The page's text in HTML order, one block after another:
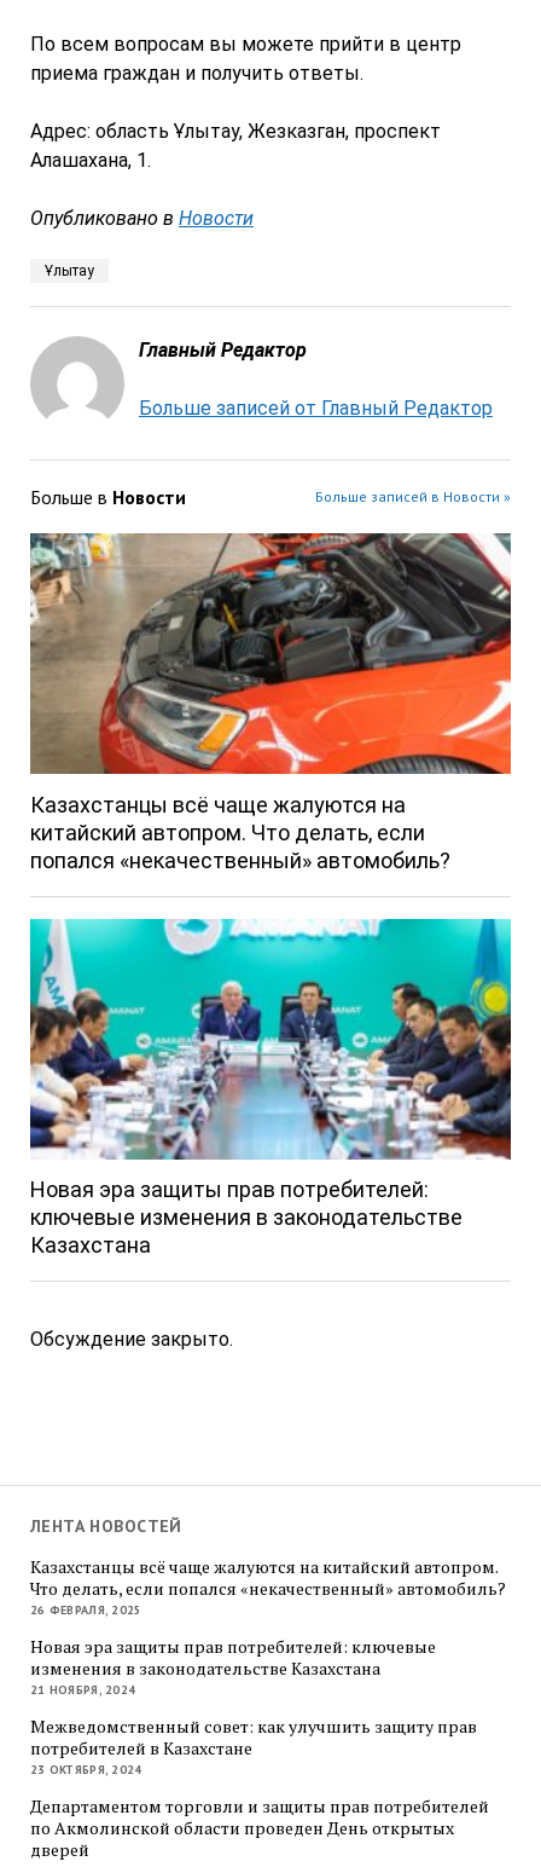
По всем вопросам вы можете прийти в центр
приема граждан и получить ответы.
Адрес: область Ұлытау, Жезказган, проспект
Алашахана, 1.
Опубликовано в Новости
Ұлытау
Главный Редактор
Больше записей от Главный Редактор
Больше в Новости Больше записей в Новости »
Казахстанцы всё чаще жалуются на
китайский автопром. Что делать, если
попался «некачественный» автомобиль?
Новая эра защиты прав потребителей:
ключевые изменения в законодательстве
Казахстана
Обсуждение закрыто.
ЛЕНТА НОВОСТЕЙ
Казахстанцы всё чаще жалуются на китайский автопром.
Что делать, если попался «некачественный» автомобиль?
26 ФЕВРАЛЯ, 2025
Новая эра защиты прав потребителей: ключевые
изменения в законодательстве Казахстана
21 НОЯБРЯ, 2024
Межведомственный совет: как улучшить защиту прав
потребителей в Казахстане
23 ОКТЯБРЯ, 2024
Департаментом торговли и защиты прав потребителей
по Акмолинской области проведен День открытых
дверей